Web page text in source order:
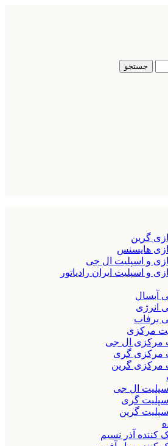
جستجو
گرین
هایسنس
و اسپلیت ال جی
و اسپلیت ایران رادیاتور
آبسال
انرژی
برفاب
مرکزی
مرکزی ال جی
مرکزی گری
مرکزی گرین
ال جی
گری
گرین
کننده آذر نسیم